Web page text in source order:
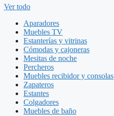
Ver todo
Aparadores
Muebles TV
Estanterías y vitrinas
Cómodas y cajoneras
Mesitas de noche
Percheros
Muebles recibidor y consolas
Zapateros
Estantes
Colgadores
Muebles de baño